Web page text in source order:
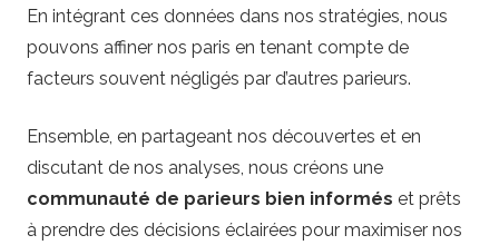
En intégrant ces données dans nos stratégies, nous
pouvons affiner nos paris en tenant compte de
facteurs souvent négligés par d’autres parieurs.
Ensemble, en partageant nos découvertes et en
discutant de nos analyses, nous créons une
communauté de parieurs bien informés et prêts
à prendre des décisions éclairées pour maximiser nos